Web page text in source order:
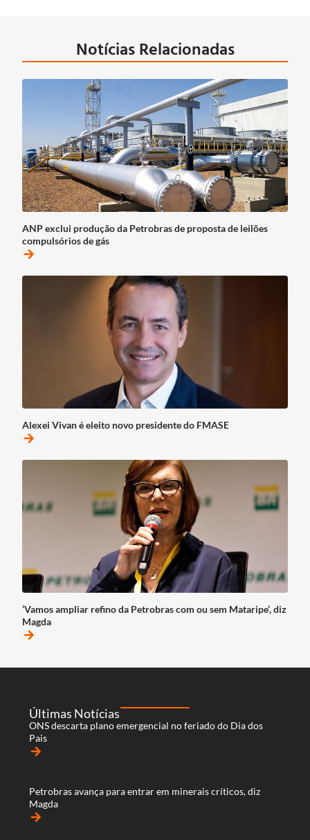
Notícias Relacionadas
ANP exclui produção da Petrobras de proposta de leilões
compulsórios de gás
arrow_forward
Alexei Vivan é eleito novo presidente do FMASE
arrow_forward
‘Vamos ampliar refino da Petrobras com ou sem Mataripe’, diz
Magda
arrow_forward
Últimas Notícias
ONS descarta plano emergencial no feriado do Dia dos
Pais
arrow_forward
Petrobras avança para entrar em minerais críticos, diz
Magda
arrow_forward